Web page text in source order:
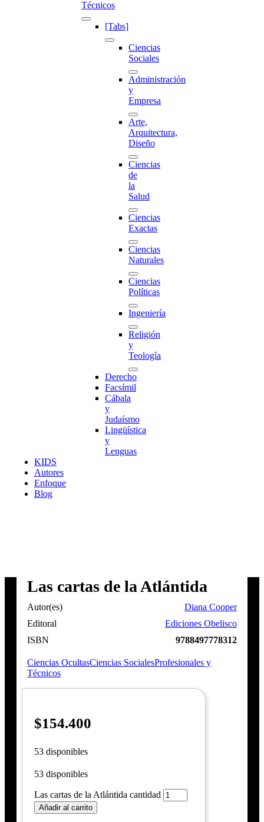
Técnicos
[Tabs]
Ciencias
Sociales
Administración
y
Empresa
Arte,
Arquitectura,
Diseño
Ciencias
de
la
Salud
Ciencias
Exactas
Ciencias
Naturales
Ciencias
Políticas
Ingeniería
Religión
y
Teología
Derecho
Facsímil
Cábala
y
Judaísmo
Lingüística
y
Lenguas
KIDS
Autores
Enfoque
Blog
Las cartas de la Atlántida
Autor(es)
Diana Cooper
Editoral
Ediciones Obelisco
ISBN
9788497778312
Ciencias OcultasCiencias SocialesProfesionales y
Técnicos
$154.400
53 disponibles
53 disponibles
Las cartas de la Atlántida cantidad
Añadir al carrito